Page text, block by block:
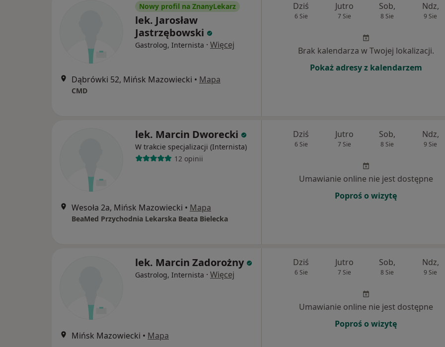
Nowy profil na ZnanyLekarz
lek. Jarosław
Jastrzębowski
Gastrolog, Internista · Więcej
Dąbrówki 52, Mińsk Mazowiecki • Mapa
CMD
Dziś
6 Sie
Jutro
7 Sie
Sob,
8 Sie
Ndz,
9 Sie
Brak kalendarza w Twojej lokalizacji.
Pokaż adresy z kalendarzem
lek. Marcin Dworecki
W trakcie specjalizacji (Internista)
12 opinii
Wesoła 2a, Mińsk Mazowiecki • Mapa
BeaMed Przychodnia Lekarska Beata Bielecka
Dziś
6 Sie
Jutro
7 Sie
Sob,
8 Sie
Ndz,
9 Sie
Umawianie online nie jest dostępne
Poproś o wizytę
lek. Marcin Zadorożny
Gastrolog, Internista · Więcej
Mińsk Mazowiecki • Mapa
Dziś
6 Sie
Jutro
7 Sie
Sob,
8 Sie
Ndz,
9 Sie
Umawianie online nie jest dostępne
Poproś o wizytę